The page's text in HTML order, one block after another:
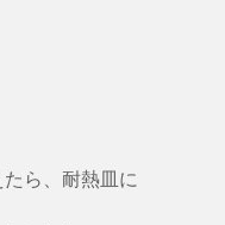
ら、耐熱皿に